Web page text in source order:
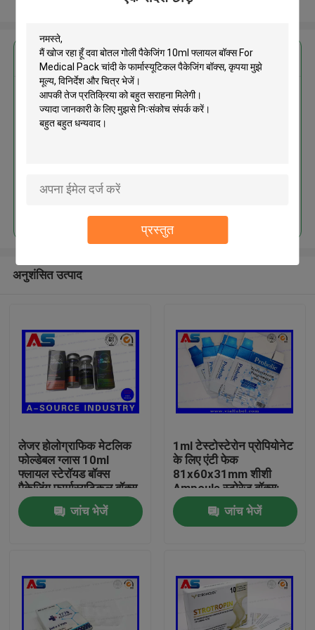
प्रस्तुत
उत्पादों
हमारे बारे में
सबसे उत्तम प्रतिदान प्राप्त करें
दवा बोतल गोली पैकेजिंग 10ml फ्लायल
बॉक्स For Medical Pack चांदी के
अनुशंसित उत्पाद
लेजर होलोग्राफिक मेटलिक
फोल्डेबल ग्लास 10ml
फ्लायल स्टेरॉयड बॉक्स
पैकेजिंग फार्मास्यूटिकल बॉक्स
लेबल
जांच भेजें
1ml टेस्टोस्टेरोन प्रोपियोनेट
के लिए एंटी फेक
81x60x31mm शीशी
Ampoule स्टोरेज बॉक्स:
जांच भेजें